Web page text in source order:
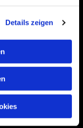
Details zeigen
Cookies,